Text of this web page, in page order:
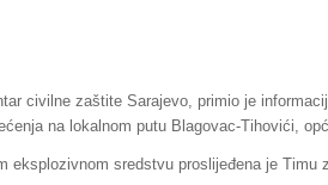
civilne zaštite Sarajevo, primio je
na lokalnom putu Blagovac-Tihovići,
eksplozivnom sredstvu proslijeđena je